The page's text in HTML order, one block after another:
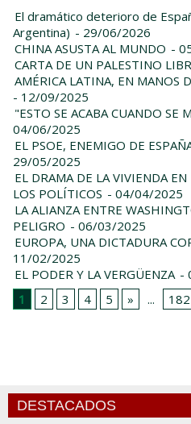
El dramático deterioro de
Argentina) - 29/06/2026
CHINA ASUSTA AL MUNDO -
CARTA DE UN PALESTINO
AMÉRICA LATINA, EN MANOS
- 12/09/2025
"ESTO SE ACABA CUANDO SE
04/06/2025
EL PSOE, ENEMIGO DE
29/05/2025
EL DRAMA DE LA VIVIENDA EN
LOS POLÍTICOS - 04/04/2025
LA ALIANZA ENTRE
PELIGRO - 06/03/2025
EUROPA, UNA DICTADURA
11/02/2025
EL PODER Y LA VERGÜENZA -
1
2 3 4 5 » ... 182
DESTACADOS